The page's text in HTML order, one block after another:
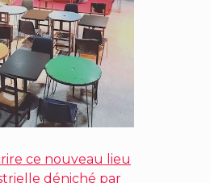
ce nouveau lieu
déniché par